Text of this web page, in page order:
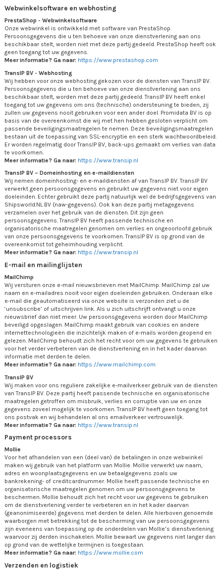
Webwinkelsoftware en webhosting
PrestaShop - Webwinkelsoftware
Onze webwinkel is ontwikkeld met software van PrestaShop.
Persoonsgegevens die u ten behoeve van onze dienstverlening aan ons
beschikbaar stelt, worden niet met deze partij gedeeld. PrestaShop heeft ook
geen toegang tot uw gegevens.
Meer informatie? Ga naar: https://www.prestashop.com
TransIP BV - Webhosting
Wij hebben voor onze webhosting gekozen voor de diensten van TransIP BV.
Persoonsgegevens die u ten behoeve van onze dienstverlening aan ons
beschikbaar stelt, worden met deze partij gedeeld. TransIP BV heeft enkel
toegang tot uw gegevens om ons (technische) ondersteuning te bieden, zij
zullen uw gegevens nooit gebruiken voor een ander doel. Promidata BV is op
basis van de overeenkomst die wij met hen hebben gesloten verplicht om
passende beveiligingsmaatregelen te nemen. Deze beveiligingsmaatregelen
bestaan uit de toepassing van SSL-encryptie en een sterk wachtwoordbeleid.
Er worden regelmatig door TransIP BV, back-ups gemaakt om verlies van data
te voorkomen.
Meer informatie? Ga naar: https://www.transip.nl
TransIP BV – Domeinhosting en e-maildiensten
Wij nemen domeinhosting- en e-maildiensten af van TransIP BV. TransIP BV
verwerkt geen persoonsgegevens en gebruikt uw gegevens niet voor eigen
doeleinden. Echter gebruikt deze partij natuurlijk wel de bedrijfsgegevens van
Shipsworld.NL BV (naw-gegevens). Ook kan deze partij metagegevens
verzamelen over het gebruik van de diensten. Dit zijn geen
persoonsgegevens. TransIP BV heeft passende technische en
organisatorische maatregelen genomen om verlies en ongeoorloofd gebruik
van onze persoonsgegevens te voorkomen. TransIP BV is op grond van de
overeenkomst tot geheimhouding verplicht.
Meer informatie? Ga naar: https://www.transip.nl
E-mail en mailinglijsten
MailChimp
Wij versturen onze e-mail nieuwsbrieven met MailChimp. MailChimp zal uw
naam en e-mailadres nooit voor eigen doeleinden gebruiken. Onderaan elke
e-mail die geautomatiseerd via onze website is verzonden ziet u de
‘unsubscribe’ of uitschrijven link. Als u zich uitschrijft ontvangt u onze
nieuwsbrief dan niet meer. Uw persoonsgegevens worden door MailChimp
beveiligd opgeslagen. MailChimp maakt gebruik van cookies en andere
internettechnologieën die inzichtelijk maken of e-mails worden geopend en
gelezen. MailChimp behoudt zich het recht voor om uw gegevens te gebruiken
voor het verder verbeteren van de dienstverlening en in het kader daarvan
informatie met derden te delen.
Meer informatie? Ga naar: https://www.mailchimp.com
TransIP BV
Wij maken voor ons reguliere zakelijke e-mailverkeer gebruik van de diensten
van TransIP BV. Deze partij heeft passende technische en organisatorische
maatregelen getroffen om misbruik, verlies en corruptie van uw en onze
gegevens zoveel mogelijk te voorkomen. TransIP BV heeft geen toegang tot
ons postvak en wij behandelen al ons emailverkeer vertrouwelijk.
Meer informatie? Ga naar: https://www.transip.nl
Payment processors
Mollie
Voor het afhandelen van een (deel van) de betalingen in onze webwinkel
maken wij gebruik van het platform van Mollie. Mollie verwerkt uw naam,
adres en woonplaatsgegevens en uw betaalgegevens zoals uw
bankrekening- of creditcardnummer. Mollie heeft passende technische en
organisatorische maatregelen genomen om uw persoonsgegevens te
beschermen. Mollie behoudt zich het recht voor uw gegevens te gebruiken
om de dienstverlening verder te verbeteren en in het kader daarvan
(geanonimiseerde) gegevens met derden te delen. Alle hierboven genoemde
waarborgen met betrekking tot de bescherming van uw persoonsgegevens
zijn eveneens van toepassing op de onderdelen van Mollie’s dienstverlening
waarvoor zij derden inschakelen. Mollie bewaart uw gegevens niet langer dan
op grond van de wettelijke termijnen is toegestaan.
Meer informatie? Ga naar: https://www.mollie.com
Verzenden en logistiek